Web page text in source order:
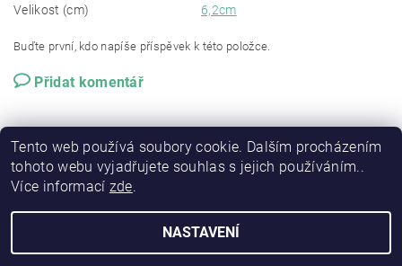
Velikost (cm) 6,2cm
Buďte první, kdo napíše příspěvek k této položce.
Přidat komentář
2026 © RSP-FISHING, všechna práva vyhrazena
Tento web používá soubory cookie. Dalším procházením
tohoto webu vyjadřujete souhlas s jejich používáním..
Více informací zde.
NASTAVENÍ